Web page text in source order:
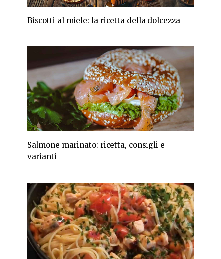
Biscotti al miele: la ricetta della dolcezza
Salmone marinato: ricetta, consigli e
varianti